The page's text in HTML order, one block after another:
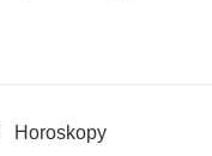
Horoskopy